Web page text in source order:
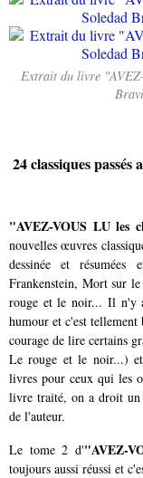
Extrait du livre
24 classiques
"AVEZ-VOUS LU les
nouvelles œuvres
dessinée et
Frankenstein, Mort sur
rouge et le noir... Il n'y
humour et c'est
courage de lire certains
Le rouge et le noir...)
livres pour ceux qui les
livre traité, on a droit
de l'auteur.
Le tome 2 d'"AVEZ-
toujours aussi réussi et